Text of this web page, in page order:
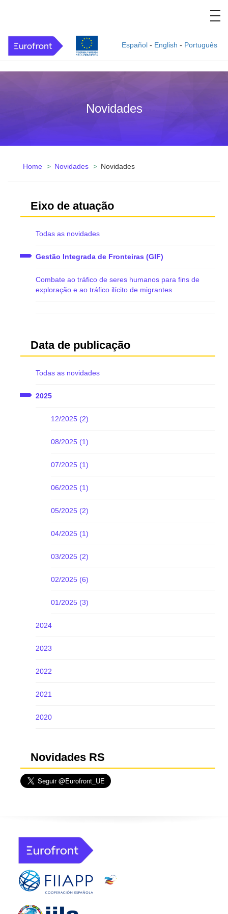
Español - English - Português
Novidades
Home Novidades Novidades
Eixo de atuação
Todas as novidades
Gestão Integrada de Fronteiras (GIF)
Combate ao tráfico de seres humanos para fins de
exploração e ao tráfico ilícito de migrantes
Data de publicação
Todas as novidades
2025
12/2025 (2)
08/2025 (1)
07/2025 (1)
06/2025 (1)
05/2025 (2)
04/2025 (1)
03/2025 (2)
02/2025 (6)
01/2025 (3)
2024
2023
2022
2021
2020
Novidades RS